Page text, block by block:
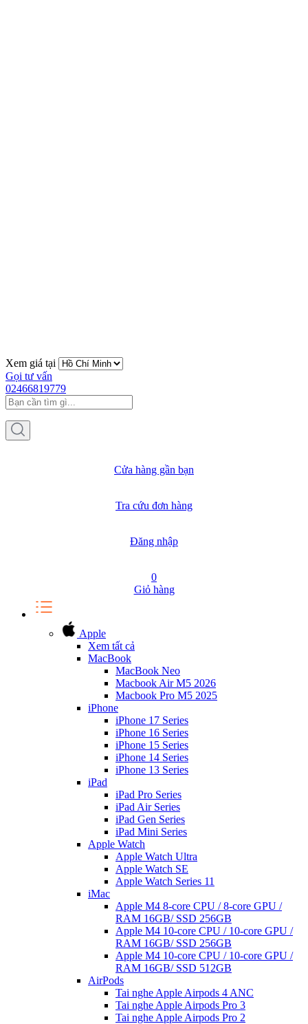
Xem giá tại
Gọi tư vấn
02466819779
Cửa hàng gần bạn
Tra cứu đơn hàng
Đăng nhập
0
Giỏ hàng
Apple
Xem tất cả
MacBook
MacBook Neo
Macbook Air M5 2026
Macbook Pro M5 2025
iPhone
iPhone 17 Series
iPhone 16 Series
iPhone 15 Series
iPhone 14 Series
iPhone 13 Series
iPad
iPad Pro Series
iPad Air Series
iPad Gen Series
iPad Mini Series
Apple Watch
Apple Watch Ultra
Apple Watch SE
Apple Watch Series 11
iMac
Apple M4 8-core CPU / 8-core GPU /
RAM 16GB/ SSD 256GB
Apple M4 10-core CPU / 10-core GPU /
RAM 16GB/ SSD 256GB
Apple M4 10-core CPU / 10-core GPU /
RAM 16GB/ SSD 512GB
AirPods
Tai nghe Apple Airpods 4 ANC
Tai nghe Apple Airpods Pro 3
Tai nghe Apple Airpods Pro 2